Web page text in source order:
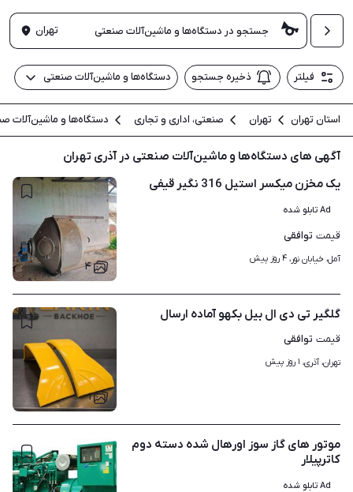
تهران
فیلتر ذخیره جستجو دستگاه‌ها و ماشین‌آلات صنعتی
استان تهران تهران صنعتی، اداری و تجاری دستگاه‌ها و ماشین‌آلات
آگهی های دستگاه‌ها و ماشین‌آلات صنعتی در آذری تهران
۴
یک مخزن میکسر استیل 316 نگیر قیفی
Ad تابلو شده
قیمت توافقی
آمل، خیابان نور، ۴ روز پیش
۱
گلگیر تی دی ال بیل بکهو آماده ارسال
قیمت توافقی
تهران، آذری، ۱ روز پیش
موتور های گاز سوز اورهال شده دسته دوم
کاترپیلار
Ad تابلو شده